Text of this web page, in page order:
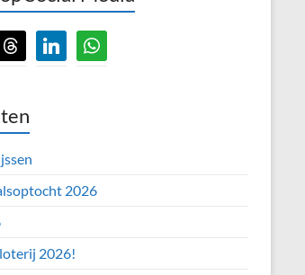
threads linkedinwhatsapp
2026
2026!